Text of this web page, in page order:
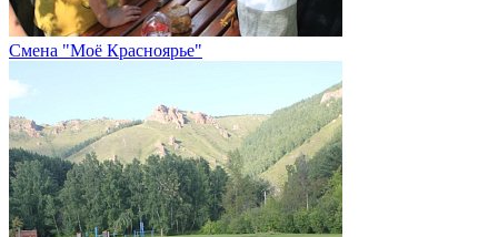
Смена "Моё Красноярье"